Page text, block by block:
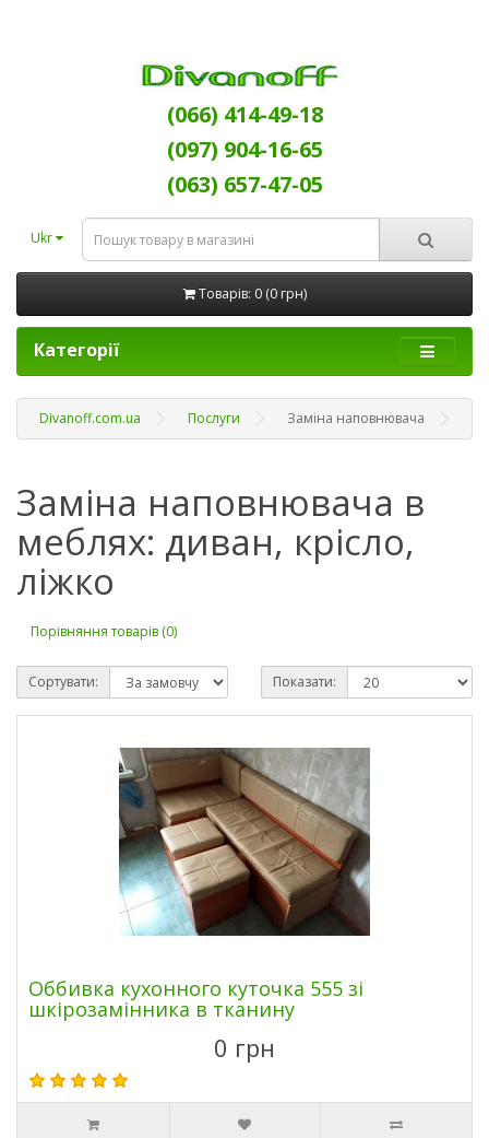
(066) 414-49-18
(097) 904-16-65
(063) 657-47-05
Ukr
Товарів: 0 (0 грн)
Категорії
Divanoff.com.ua Послуги Заміна наповнювача
Заміна наповнювача в
меблях: диван, крісло,
ліжко
Порівняння товарів (0)
Сортувати: Показати:
Оббивка кухонного куточка 555 зі
шкірозамінника в тканину
0 грн